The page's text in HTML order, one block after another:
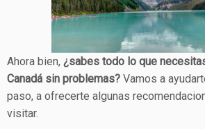
Ahora bien, ¿sabes todo lo que
Canadá sin problemas? Vamos a
paso, a ofrecerte algunas
visitar.